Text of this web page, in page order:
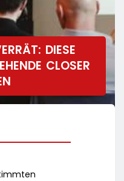
DIESE
CLOSER